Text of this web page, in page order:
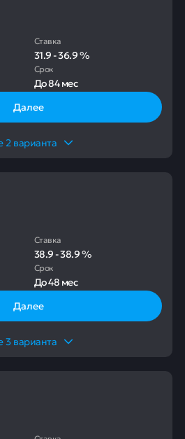
Ставка
31.9-36.9%
Срок
До84 мес
Далее
2 варианта
Ставка
38.9-38.9%
Срок
До48 мес
Далее
3 варианта